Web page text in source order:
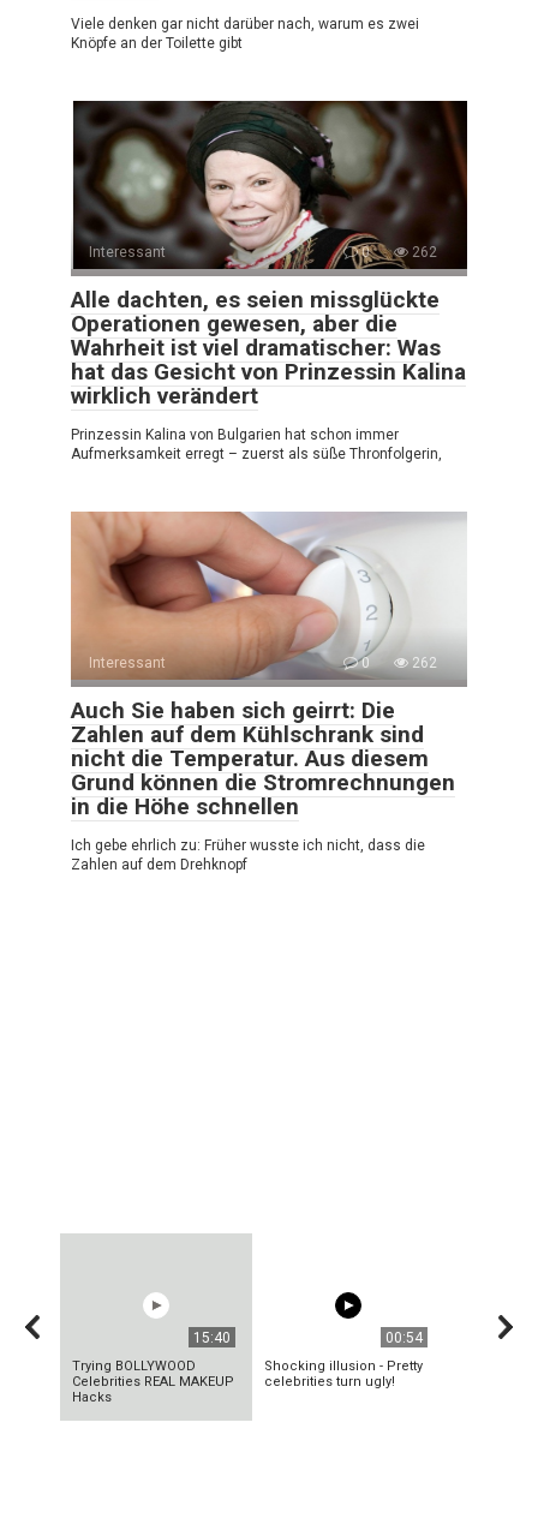
Viele denken gar nicht darüber nach, warum es zwei
Knöpfe an der Toilette gibt
Interessant 0 262
Alle dachten, es seien missglückte
Operationen gewesen, aber die
Wahrheit ist viel dramatischer: Was
hat das Gesicht von Prinzessin Kalina
wirklich verändert
Prinzessin Kalina von Bulgarien hat schon immer
Aufmerksamkeit erregt – zuerst als süße Thronfolgerin,
Interessant 0 262
Auch Sie haben sich geirrt: Die
Zahlen auf dem Kühlschrank sind
nicht die Temperatur. Aus diesem
Grund können die Stromrechnungen
in die Höhe schnellen
Ich gebe ehrlich zu: Früher wusste ich nicht, dass die
Zahlen auf dem Drehknopf
15:40
Trying BOLLYWOOD
Celebrities REAL MAKEUP
Hacks
00:54
Shocking illusion - Pretty
celebrities turn ugly!